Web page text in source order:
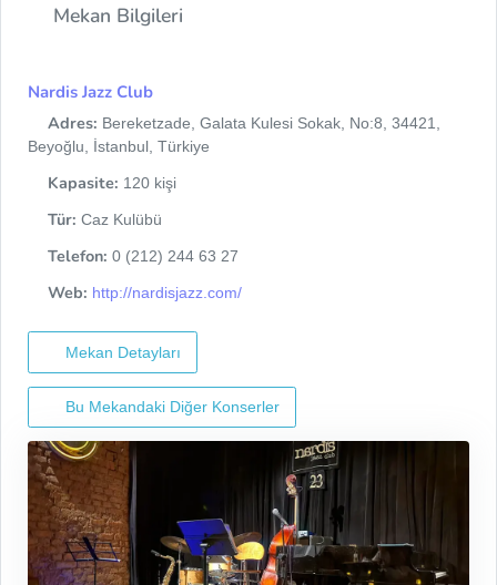
Mekan Bilgileri
Nardis Jazz Club
Adres: Bereketzade, Galata Kulesi Sokak, No:8, 34421,
Beyoğlu, İstanbul, Türkiye
Kapasite: 120 kişi
Tür: Caz Kulübü
Telefon: 0 (212) 244 63 27
Web: http://nardisjazz.com/
Mekan Detayları
Bu Mekandaki Diğer Konserler